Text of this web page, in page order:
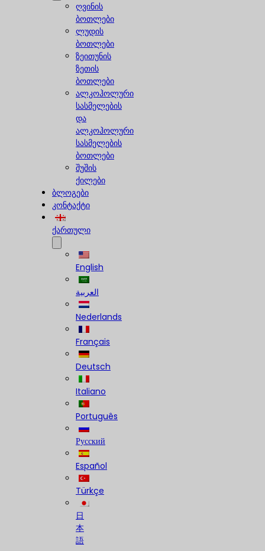
ღვინის
ბოთლები
ლუდის
ბოთლები
ზეითუნის
ზეთის
ბოთლები
ალკოჰოლური
სასმელების
და
ალკოჰოლური
სასმელების
ბოთლები
შუშის
ქილები
ბლოგები
კონტაქტი
ქართული
English
العربية
Nederlands
Français
Deutsch
Italiano
Português
Русский
Español
Türkçe
日
本
語